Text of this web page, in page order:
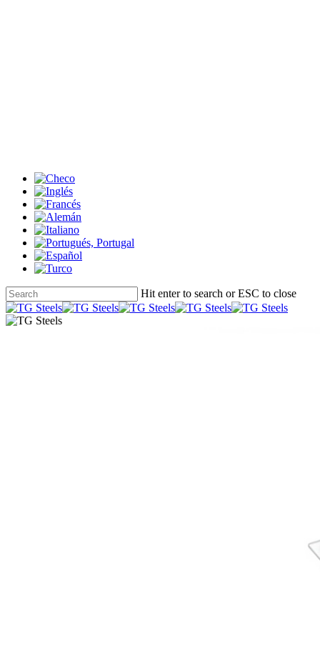
Hit enter to search or ESC to close
Close
Search
search
Menu